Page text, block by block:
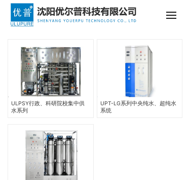
ULPSY行政、科研院校集中供
水系列
UPT-LG系列中央纯水、超纯水
系统